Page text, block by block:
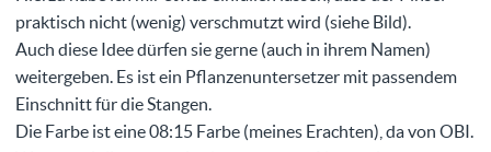
praktisch nicht (wenig) verschmutzt wird (siehe Bild).
Auch diese Idee dürfen sie gerne (auch in ihrem Namen)
weitergeben. Es ist ein Pflanzenuntersetzer mit passendem
Einschnitt für die Stangen.
Die Farbe ist eine 08:15 Farbe (meines Erachten), da von OBI.